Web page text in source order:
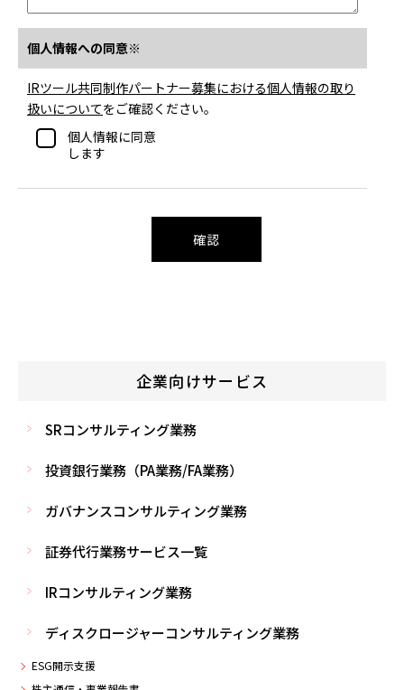
企業向けサービス
SRコンサルティング業務
投資銀行業務（PA業務/FA業務）
ガバナンスコンサルティング業務
証券代行業務サービス一覧
IRコンサルティング業務
ディスクロージャーコンサルティング業務
ESG開示支援
個人情報への同意※
IRツール共同制作パートナー募集における個人情報の取り
扱いについてをご確認ください。
個人情報に同意
します